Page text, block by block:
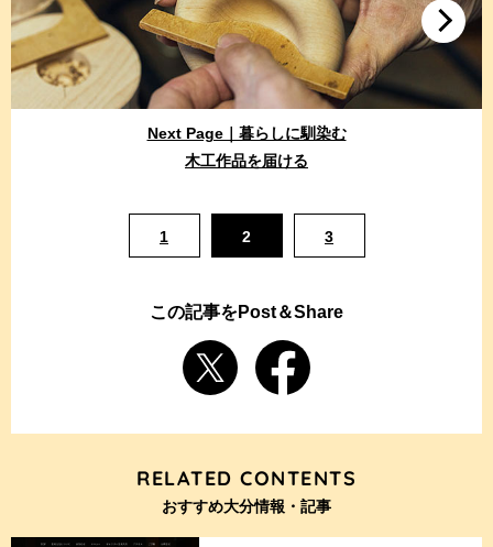
Next Page｜暮らしに馴染む
木工作品を届ける
1 2 3
この記事をPost＆Share
RELATED CONTENTS
おすすめ大分情報・記事